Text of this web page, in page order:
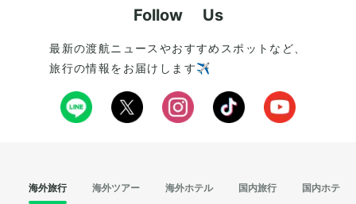
Follow Us
最新の渡航ニュースやおすすめスポットなど、
旅行の情報をお届けします✈️
海外旅行 海外ツアー 海外ホテル 国内旅行 国内ホテル